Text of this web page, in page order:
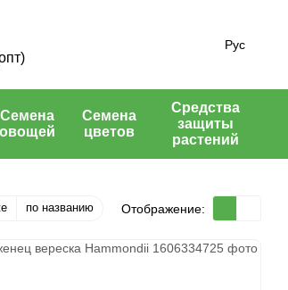
Рус
Семена
овощей
Семена
цветов
Средства
защиты
растений
по названию Отображение: